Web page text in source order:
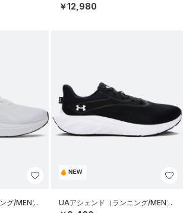
￥12,980
グ/MEN）
NEW
UAアシェンド（ランニング/MEN）